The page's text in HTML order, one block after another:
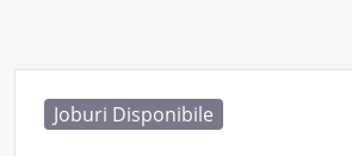
Joburi Disponibile